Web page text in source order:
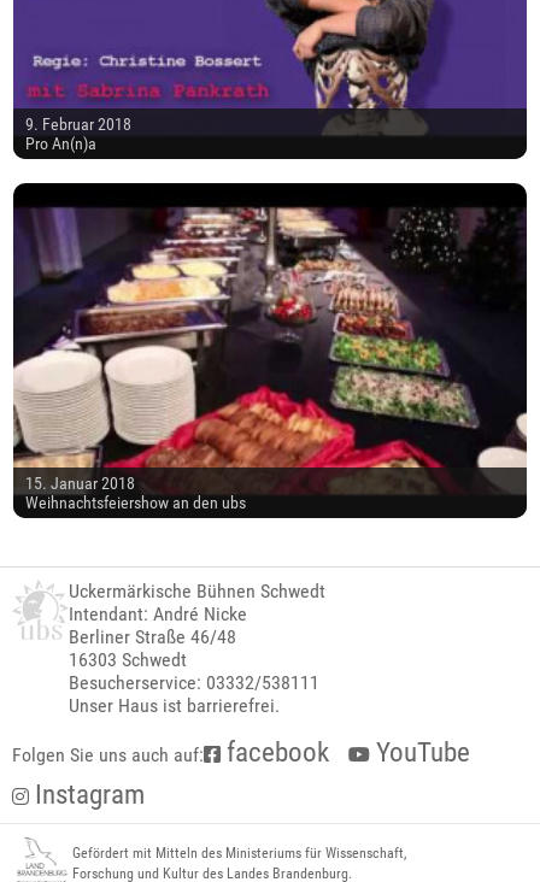
9. Februar 2018
Pro An(n)a
15. Januar 2018
Weihnachtsfeiershow an den ubs
Uckermärkische Bühnen Schwedt
Intendant: André Nicke
Berliner Straße 46/48
16303 Schwedt
Besucherservice: 03332/538111
Unser Haus ist barrierefrei.
Folgen Sie uns auch auf: facebook
YouTube
Instagram
Gefördert mit Mitteln des Ministeriums für Wissenschaft,
Forschung und Kultur des Landes Brandenburg.